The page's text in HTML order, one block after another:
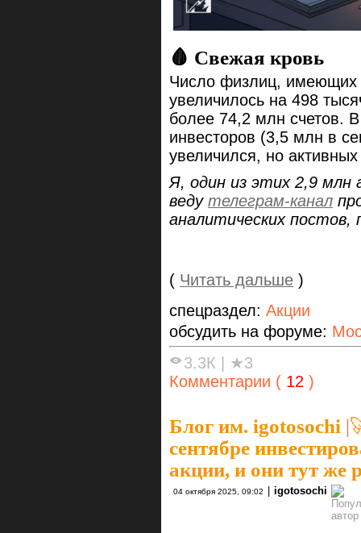
🩸 Свежая кровь
Число физлиц, имеющих
увеличилось на 498
более 74,2 млн счетов.
инвесторов (3,5 млн в
увеличился, но
Я, один из этих 2,9 млн
веду телеграм-канал
аналитических постов,
( Читать дальше )
спецраздел: Акции
обсудить на форуме:
3.3К
★3
Комментарии ( 12 )
Блог им. igotosochi |
сентябре
акции, и они тут же
04 октября 2025, 09:02 igotosochi